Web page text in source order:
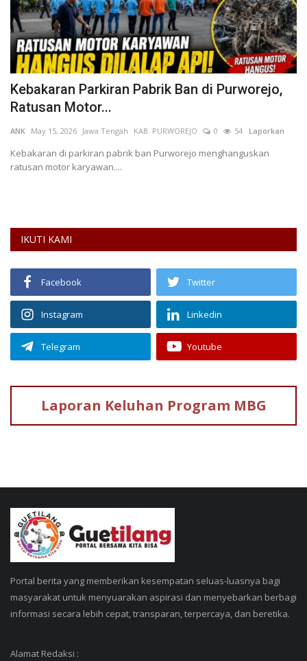
Kebakaran Parkiran Pabrik Ban di Purworejo,
Ratusan Motor...
ANK May 15, 2026 Jawa Tengah KAB. PURWOREJO 0 54 Laporkan
Kebakaran di parkiran pabrik ban Purworejo menghanguskan
ratusan motor karyawan....
IKUTI KAMI
Facebook Twitter
Instagram Linkedin
Telegram Youtube
Laporan Keluhan Program MBG
Portal berita yang memberikan kesempatan seluas-luasnya bagi
masyarakat untuk menyuarakan aspirasi dan menyebarkan berbagi
informasi secara lebih cepat, transparan, terpercaya, dan beretika.
Alamat Redaksi :